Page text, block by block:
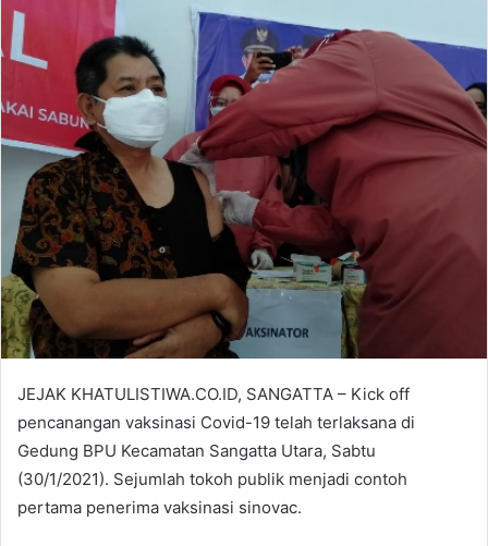
email
JEJAK KHATULISTIWA.CO.ID, SANGATTA – Kick off
pencanangan vaksinasi Covid-19 telah terlaksana di
Gedung BPU Kecamatan Sangatta Utara, Sabtu
(30/1/2021). Sejumlah tokoh publik menjadi contoh
pertama penerima vaksinasi sinovac.